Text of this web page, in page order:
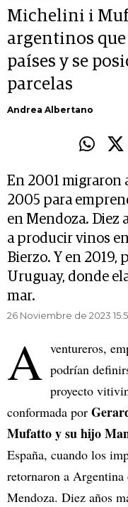
Michelini i
argentinos que
países y se
parcelas
Andrea Albertano
En 2001 migraron
2005 para
en Mendoza. Diez
a producir vinos
Bierzo. Y en 2019,
Uruguay, donde
mar.
26 Noviembre de 2023
A ventureros,
podrían
proyecto
conformada por
Mufatto y su hijo
España, cuando los
retornaron a
Mendoza. Diez años